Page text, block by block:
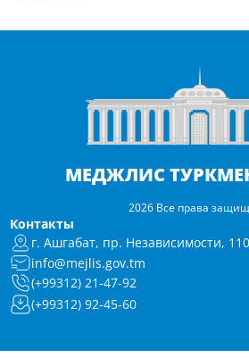
МЕДЖЛИС
2026 Все права
Контакты
г. Ашгабат, пр. Независимости, 110
info@mejlis.gov.tm
(+99312) 21-47-92
(+99312) 92-45-60